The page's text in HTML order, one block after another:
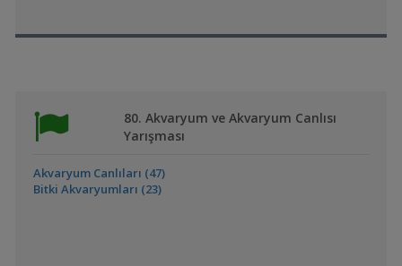
80. Akvaryum ve Akvaryum Canlısı
Yarışması
Akvaryum Canlıları (47)
Bitki Akvaryumları (23)